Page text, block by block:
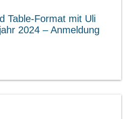
Table-Format mit Uli
2024 – Anmeldung